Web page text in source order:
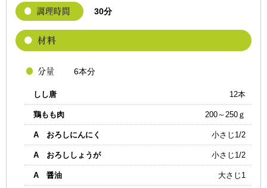
30分
6本分
しし唐 12本
鶏もも肉 200～250ｇ
A おろしにんにく 小さじ1/2
A おろししょうが 小さじ1/2
A 醤油 大さじ1